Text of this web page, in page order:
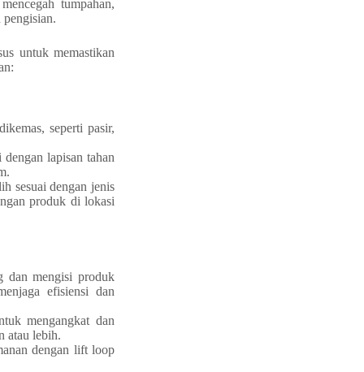
tumpahan,
pengisian.
untuk memastikan
seperti pasir,
lapisan tahan
sesuai dengan jenis
produk di lokasi
dan mengisi produk
efisiensi dan
mengangkat dan
atau lebih.
dengan lift loop